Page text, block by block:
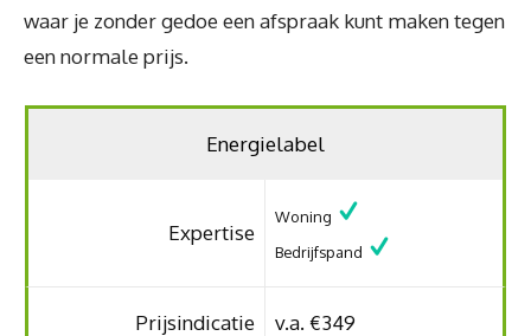
waar je zonder gedoe een afspraak kunt maken tegen
een normale prijs.
Energielabel
Expertise
Woning
Bedrijfspand
Prijsindicatie v.a. €349